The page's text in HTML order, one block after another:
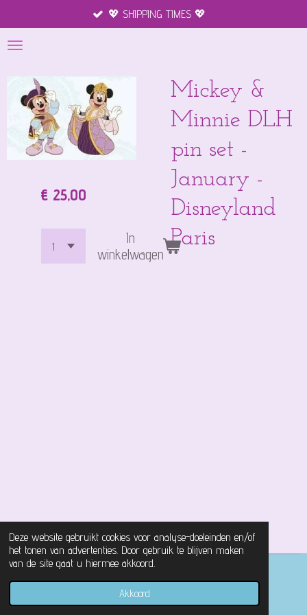
Deze website gebruikt cookies voor analyse-doeleinden en/of
het tonen van advertenties. Door gebruik te blijven maken
van de site gaat u hiermee akkoord.
Akkoord
direct
naar
hoofdinhoud
💖 SHIPPING TIMES 💖
Mickey &
Minnie DLH
pin set -
January -
Disneyland
Paris
€ 25,00
In
winkelwagen